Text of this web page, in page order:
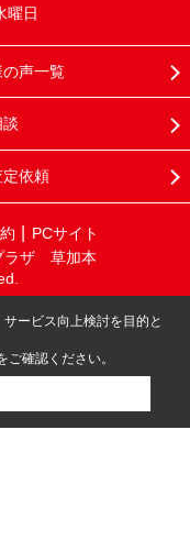
曜日
の声一覧
依頼
PCサイト
ラザ 草加本
ービス向上検討を目的と
ご確認ください。